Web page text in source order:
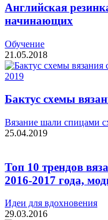
Английская
начинающих
Обучение
21.05.2018
Бактус схемы
Вязание шали спицами
25.04.2019
Топ 10 трендов
2016-2017 года,
Идеи для вдохновения
29.03.2016